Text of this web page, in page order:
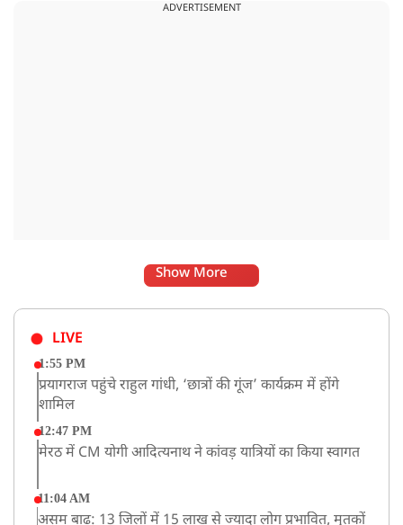
खड़ी हुईं, तो कुत्ते का ध्यान उनकी पीली ड्रेस की लटकती हुई डोरी और
ADVERTISEMENT
Show More
LIVE
1:55 PM
प्रयागराज पहुंचे राहुल गांधी, ‘छात्रों की गूंज’ कार्यक्रम में होंगे
शामिल
12:47 PM
मेरठ में CM योगी आदित्यनाथ ने कांवड़ यात्रियों का किया स्वागत
11:04 AM
असम बाढ़: 13 जिलों में 15 लाख से ज्यादा लोग प्रभावित, मृतकों